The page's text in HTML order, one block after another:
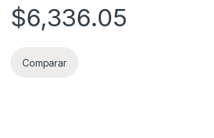
$6,336.05
Comparar